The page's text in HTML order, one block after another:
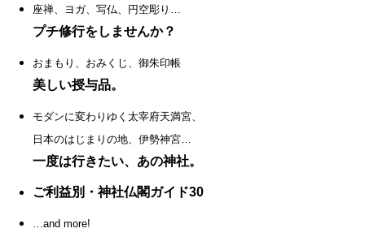
座禅、ヨガ、写仏、円空彫り…
プチ修行をしませんか？
おまもり、おみくじ、御朱印帳
美しい授与品。
モダンに変わりゆく太宰府天満宮、
日本のはじまりの地、伊勢神宮…
一度は行きたい、あの神社。
ご利益別・神社仏閣ガイド30
…and more!